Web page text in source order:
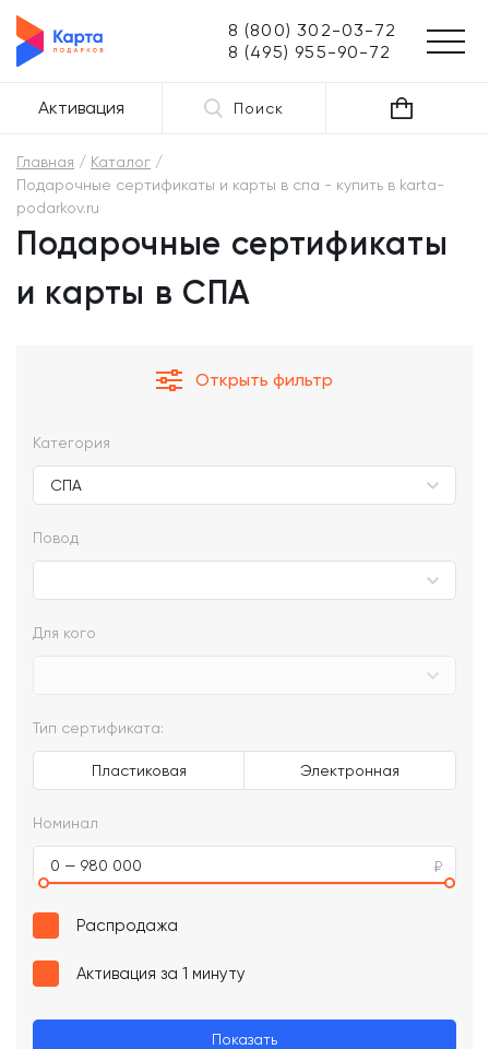
8 (800) 302-03-72
8 (495) 955-90-72
Активация Поиск
Главная
Каталог
Подарочные сертификаты и карты в спа - купить в karta-
podarkov.ru
Подарочные сертификаты
и карты в СПА
Открыть фильтр
Категория
Повод
Для кого
Тип сертификата:
Пластиковая Электронная
Номинал
0 — 980 000
Распродажа
Активация за 1 минуту
Показать